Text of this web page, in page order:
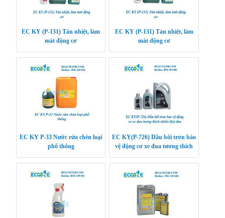
EC KY (P-131) Tản nhiệt, làm
mát động cơ
EC KY (P-131) Tản nhiệt, làm
mát động cơ
EC KY P-33 Nước rửa chén loại
phổ thông
EC KY(P-726) Dầu bôi trơn bảo
vệ động cơ xe đua tương thích